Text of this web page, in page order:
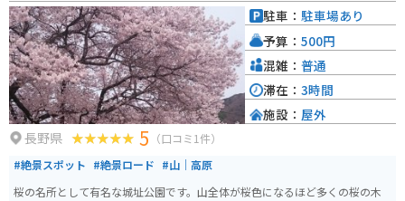
駐車場が完備されているので安心です。ツーリングの休憩場所としても最適
です。 周辺には、南アルプスの登山基地として知られるしらび平や、国の重
要文化財に指定されている高遠城址公園など、観光スポットも充実していま
す。道の駅 南アルプスむら長谷を拠点に、長野県の自然と歴史を満喫してみ
てはいかがでしょうか。
長野県 5 （口コミ1件）
#絶景スポット #絶景ロード #山｜高原
桜の名所として有名な城址公園です。山全体が桜色になるほど多くの桜の木
駐車： 駐車場あり
予算： 500円
混雑： 普通
滞在： 3時間
施設： 屋外